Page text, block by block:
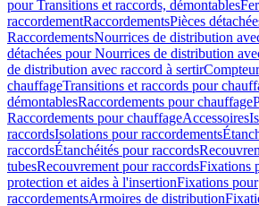
pour Transitions et raccords, démontables
raccordementRaccordementsPièces
RaccordementsNourrices de distribution
détachées pour Nourrices de distribution
de distribution avec raccord à sertir
chauffageTransitions et raccords pour
démontablesRaccordements pour chauffage
Raccordements pour chauffageAccessoires
raccordsIsolations pour raccordements
raccordsÉtanchéités pour raccords
tubesRecouvrement pour raccordsFixations
protection et aides à l'insertionFixations pour
raccordementsArmoires de distribution